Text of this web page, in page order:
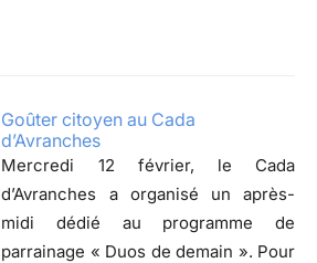
Goûter citoyen au Cada
d’Avranches
Mercredi 12 février, le Cada
d’Avranches a organisé un après-
midi dédié au programme de
parrainage « Duos de demain ». Pour